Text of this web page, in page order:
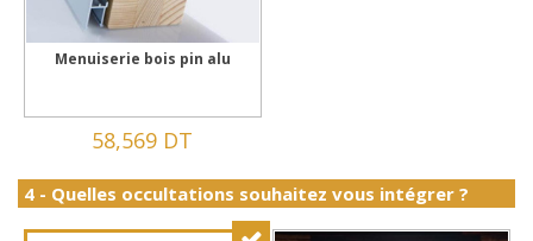
Menuiserie bois pin alu
58,569 DT
4 - Quelles occultations souhaitez vous intégrer ?